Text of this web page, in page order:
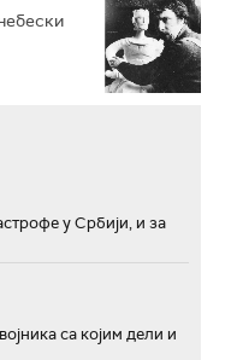
у Србији, и за
са којим дели и